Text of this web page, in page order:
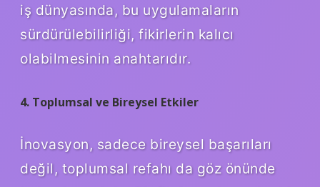
iş dünyasında, bu uygulamaların
sürdürülebilirliği, fikirlerin kalıcı
olabilmesinin anahtarıdır.
4. Toplumsal ve Bireysel Etkiler
İnovasyon, sadece bireysel başarıları
değil, toplumsal refahı da göz önünde